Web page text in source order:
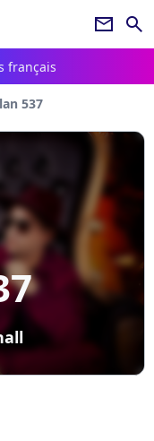
newsletter search
français
537